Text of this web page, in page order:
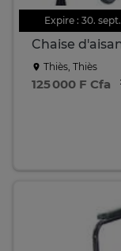
Expire : 30. sept.
Chaise
Thiès, Thiès
125 000 F Cfa